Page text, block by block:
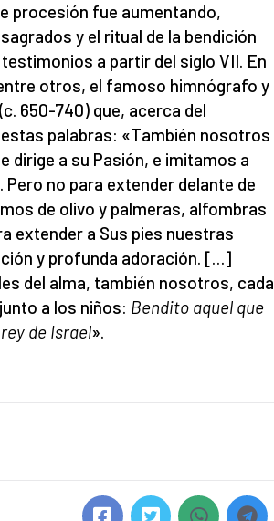
procesión fue aumentando,
y el ritual de la bendición
a partir del siglo VII. En
otros, el famoso himnógrafo y
650-740) que, acerca del
palabras: «También nosotros
dirige a su Pasión, e imitamos a
no para extender delante de
de olivo y palmeras, alfombras
extender a Sus pies nuestras
y profunda adoración. […]
del alma, también nosotros, cada
a los niños: Bendito aquel que
de Israel».